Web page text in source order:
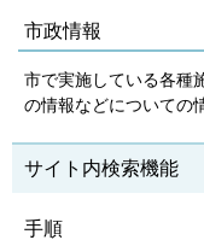
市政情報
市で実施している各種
の情報などについての
サイト内検索機能
手順